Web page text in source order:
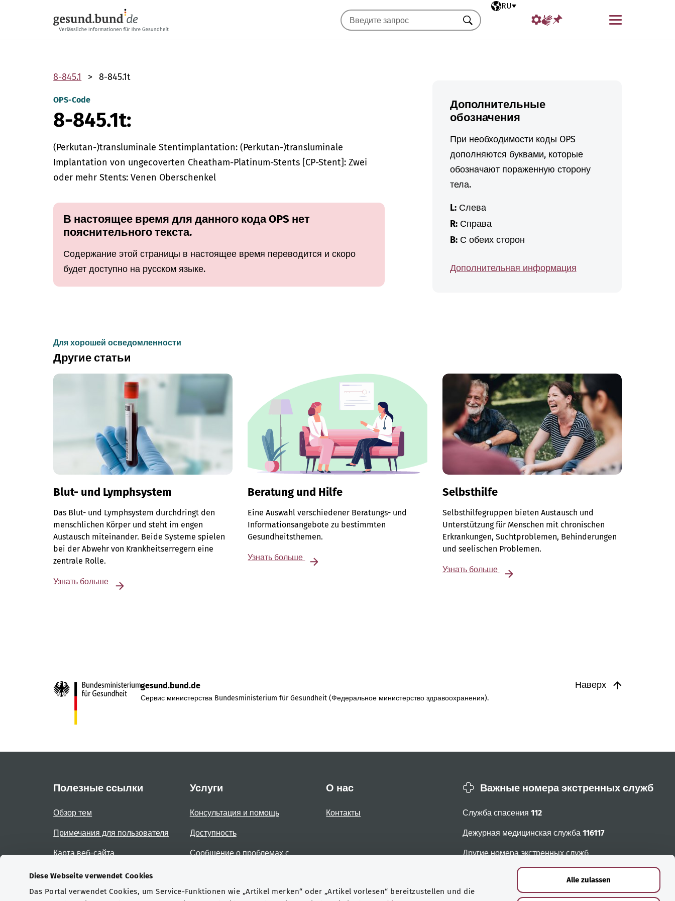
Diese Webseite verwendet Cookies
Das Portal verwendet Cookies, um Service-Funktionen wie „Artikel merken“ oder „Artikel vorlesen“ bereitzustellen und die
Alle zulassen
Выбранный язык
RU
Меню
Искать
8-845.1 8-845.1t
OPS-Code
8-845.1t:
(Perkutan-)transluminale Stentimplantation: (Perkutan-)transluminale
Implantation von ungecoverten Cheatham-Platinum-Stents [CP-Stent]: Zwei
oder mehr Stents: Venen Oberschenkel
В настоящее время для данного кода OPS нет
пояснительного текста.
Содержание этой страницы в настоящее время переводится и скоро
будет доступно на русском языке.
Дополнительные
обозначения
При необходимости коды OPS
дополняются буквами, которые
обозначают пораженную сторону
тела.
L:Слева
R:Справа
B:С обеих сторон
Дополнительная информация
Для хорошей осведомленности
Другие статьи
Blut- und Lymphsystem
Das Blut- und Lymphsystem durchdringt den
menschlichen Körper und steht im engen
Austausch miteinander. Beide Systeme spielen
bei der Abwehr von Krankheitserregern eine
zentrale Rolle.
Узнать больше
Beratung und Hilfe
Eine Auswahl verschiedener Beratungs- und
Informationsangebote zu bestimmten
Gesundheitsthemen.
Узнать больше
Selbsthilfe
Selbsthilfegruppen bieten Austausch und
Unterstützung für Menschen mit chronischen
Erkrankungen, Suchtproblemen, Behinderungen
und seelischen Problemen.
Узнать больше
Наверх
gesund.bund.de
Сервис министерства Bundesministerium für Gesundheit (Федеральное министерство здравоохранения).
Полезные ссылки
Обзор тем
Примечания для пользователя
Карта веб-сайта
Услуги
Консультация и помощь
Доступность
Сообщение о проблемах с
О нас
Контакты
Важные номера экстренных служб
Служба спасения 112
Дежурная медицинская служба 116117
Другие номера экстренных служб
Сертификаты